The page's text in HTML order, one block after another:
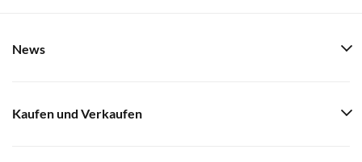
News
Kaufen und Verkaufen